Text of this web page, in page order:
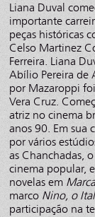
Liana Duval
importante
peças históricas
Celso Martinez
Ferreira. Liana
Abílio Pereira de
por Mazaroppi
Vera Cruz.
atriz no cinema
anos 90. Em sua
por vários
as Chanchadas,
cinema popular,
novelas em
marco Nino, o
participação na